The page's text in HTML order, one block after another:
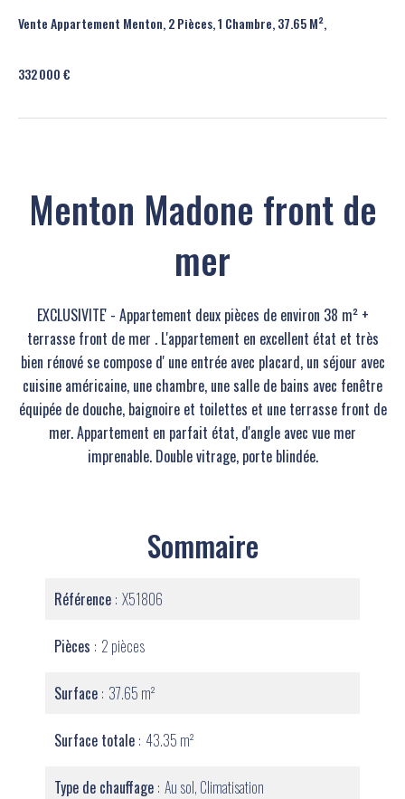
Vente Appartement Menton, 2 Pièces, 1 Chambre, 37.65 M²,
332 000 €
Menton Madone front de
mer
EXCLUSIVITE' - Appartement deux pièces de environ 38 m² +
terrasse front de mer . L'appartement en excellent état et très
bien rénové se compose d' une entrée avec placard, un séjour avec
cuisine américaine, une chambre, une salle de bains avec fenêtre
équipée de douche, baignoire et toilettes et une terrasse front de
mer. Appartement en parfait état, d'angle avec vue mer
imprenable. Double vitrage, porte blindée.
Sommaire
Référence X51806
Pièces 2 pièces
Surface 37.65 m²
Surface totale 43.35 m²
Type de chauffage Au sol, Climatisation